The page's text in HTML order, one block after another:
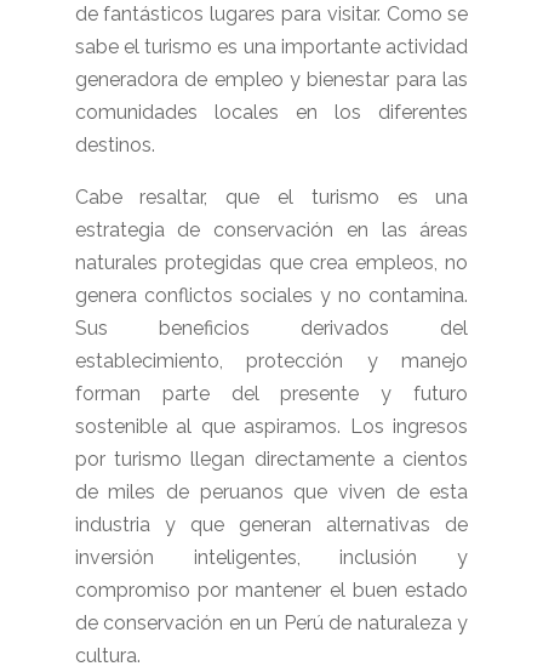
de fantásticos lugares para visitar. Como se
sabe el turismo es una importante actividad
generadora de empleo y bienestar para las
comunidades locales en los diferentes
destinos.
Cabe resaltar, que el turismo es una
estrategia de conservación en las áreas
naturales protegidas que crea empleos, no
genera conflictos sociales y no contamina.
Sus beneficios derivados del
establecimiento, protección y manejo
forman parte del presente y futuro
sostenible al que aspiramos. Los ingresos
por turismo llegan directamente a cientos
de miles de peruanos que viven de esta
industria y que generan alternativas de
inversión inteligentes, inclusión y
compromiso por mantener el buen estado
de conservación en un Perú de naturaleza y
cultura.